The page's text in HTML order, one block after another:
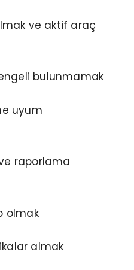
ve aktif araç
bulunmamak
uyum
raporlama
olmak
almak